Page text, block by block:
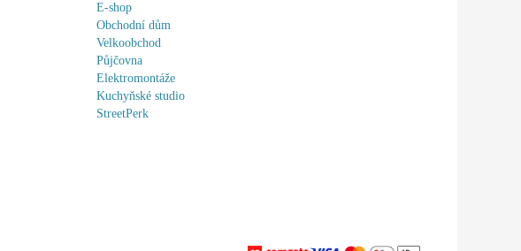
E-shop
Obchodní dům
Velkoobchod
Půjčovna
Elektromontáže
Kuchyňské studio
StreetPerk